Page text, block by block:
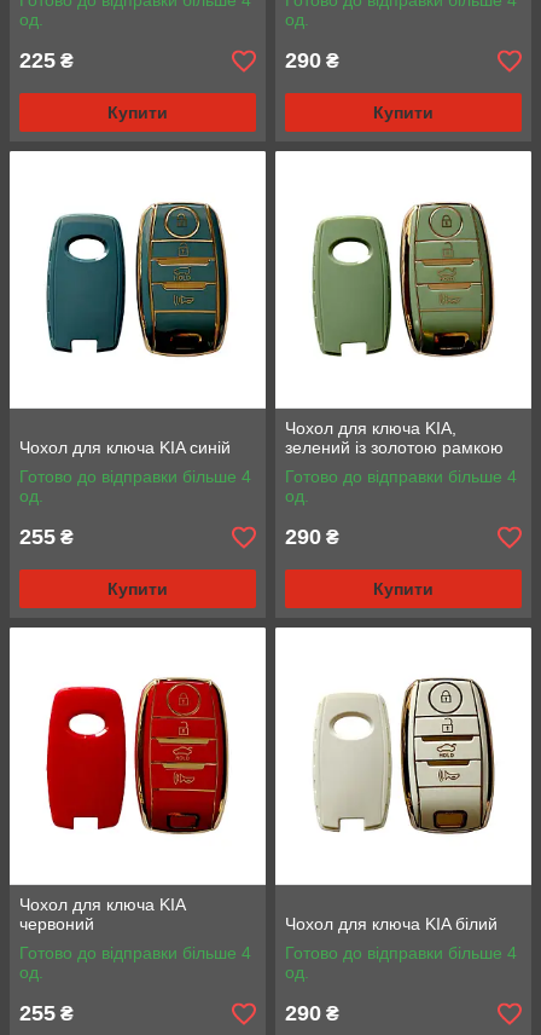
од.
225 ₴
Купити
од.
290 ₴
Купити
Чохол для ключа KIA синій
Готово до відправки більше 4
од.
255 ₴
Купити
Чохол для ключа KIA,
зелений із золотою рамкою
Готово до відправки більше 4
од.
290 ₴
Купити
Чохол для ключа KIA
червоний
Готово до відправки більше 4
од.
255 ₴
Чохол для ключа KIA білий
Готово до відправки більше 4
од.
290 ₴